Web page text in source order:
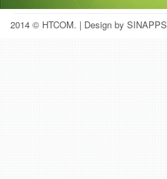
2014 © HTCOM. | Design by SINAPPS